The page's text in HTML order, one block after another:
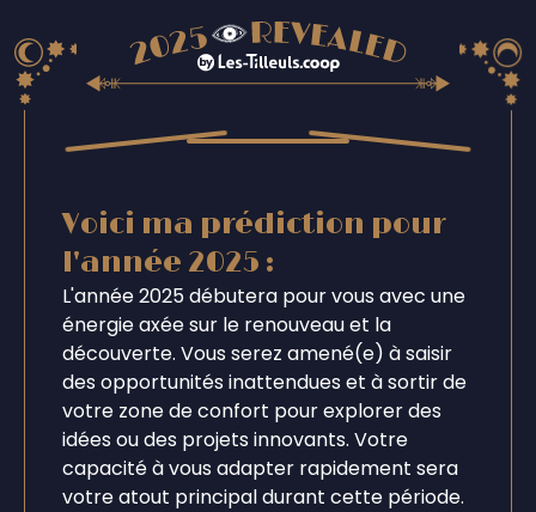
Voici ma prédiction pour
l'année 2025 :
L'année 2025 débutera pour vous avec une
énergie axée sur le renouveau et la
découverte. Vous serez amené(e) à saisir
des opportunités inattendues et à sortir de
votre zone de confort pour explorer des
idées ou des projets innovants. Votre
capacité à vous adapter rapidement sera
votre atout principal durant cette période.